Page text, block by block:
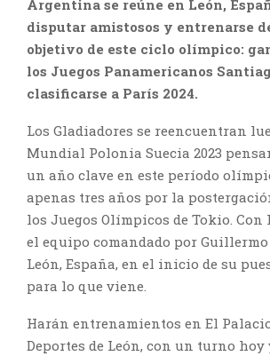
Argentina se reúne en León,
disputar amistosos y entrenarse
objetivo de este ciclo olímpico:
los Juegos Panamericanos
clasificarse a París 2024.
Los Gladiadores se reencuentran
Mundial Polonia Suecia 2023
un año clave en este período
apenas tres años por la
los Juegos Olímpicos de Tokio. Con
el equipo comandado por
León, España, en el inicio de su
para lo que viene.
Harán entrenamientos en El
Deportes de León, con un turno hoy